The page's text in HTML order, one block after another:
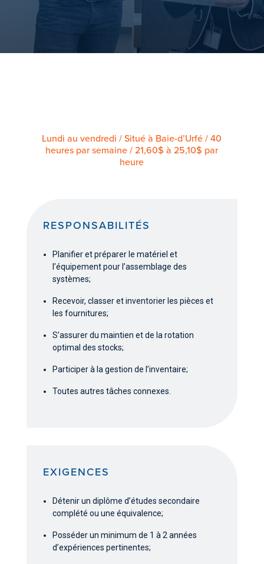
Lundi au vendredi / Situé à Baie-d’Urfé / 40
heures par semaine / 21,60$ à 25,10$ par
heure
RESPONSABILITÉS
Planifier et préparer le matériel et
l’équipement pour l’assemblage des
systèmes;
Recevoir, classer et inventorier les pièces et
les fournitures;
S’assurer du maintien et de la rotation
optimal des stocks;
Participer à la gestion de l’inventaire;
Toutes autres tâches connexes.
EXIGENCES
Détenir un diplôme d’études secondaire
complété ou une équivalence;
Posséder un minimum de 1 à 2 années
d’expériences pertinentes;